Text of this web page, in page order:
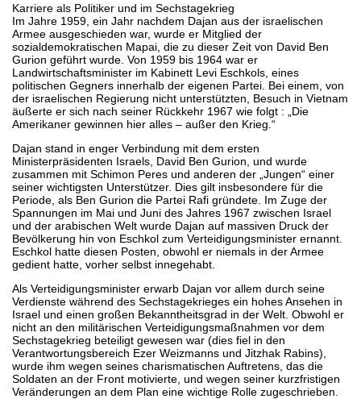
Karriere als Politiker und im Sechstagekrieg
Im Jahre 1959, ein Jahr nachdem Dajan aus der israelischen
Armee ausgeschieden war, wurde er Mitglied der
sozialdemokratischen Mapai, die zu dieser Zeit von David Ben
Gurion geführt wurde. Von 1959 bis 1964 war er
Landwirtschaftsminister im Kabinett Levi Eschkols, eines
politischen Gegners innerhalb der eigenen Partei. Bei einem, von
der israelischen Regierung nicht unterstützten, Besuch in Vietnam
äußerte er sich nach seiner Rückkehr 1967 wie folgt : „Die
Amerikaner gewinnen hier alles – außer den Krieg.“
Dajan stand in enger Verbindung mit dem ersten
Ministerpräsidenten Israels, David Ben Gurion, und wurde
zusammen mit Schimon Peres und anderen der „Jungen“ einer
seiner wichtigsten Unterstützer. Dies gilt insbesondere für die
Periode, als Ben Gurion die Partei Rafi gründete. Im Zuge der
Spannungen im Mai und Juni des Jahres 1967 zwischen Israel
und der arabischen Welt wurde Dajan auf massiven Druck der
Bevölkerung hin von Eschkol zum Verteidigungsminister ernannt.
Eschkol hatte diesen Posten, obwohl er niemals in der Armee
gedient hatte, vorher selbst innegehabt.
Als Verteidigungsminister erwarb Dajan vor allem durch seine
Verdienste während des Sechstagekrieges ein hohes Ansehen in
Israel und einen großen Bekanntheitsgrad in der Welt. Obwohl er
nicht an den militärischen Verteidigungsmaßnahmen vor dem
Sechstagekrieg beteiligt gewesen war (dies fiel in den
Verantwortungsbereich Ezer Weizmanns und Jitzhak Rabins),
wurde ihm wegen seines charismatischen Auftretens, das die
Soldaten an der Front motivierte, und wegen seiner kurzfristigen
Veränderungen an dem Plan eine wichtige Rolle zugeschrieben.